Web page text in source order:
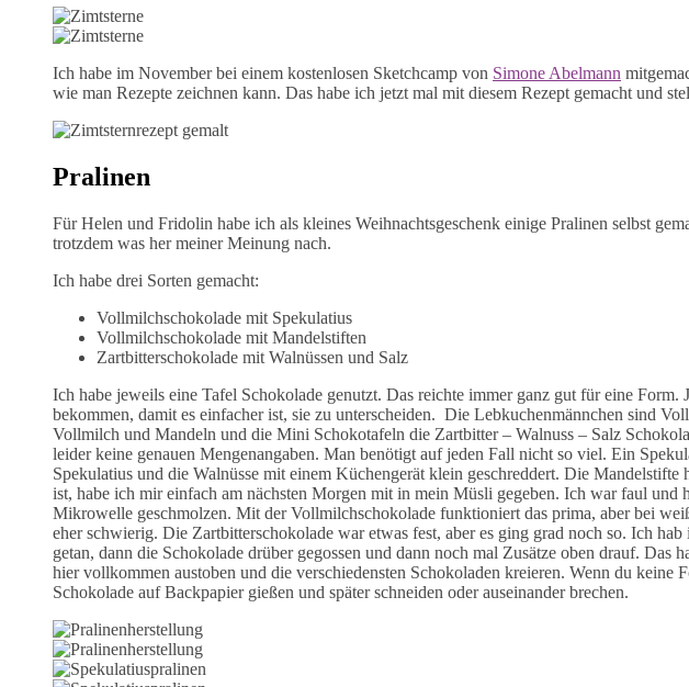
Ich habe im November bei einem kostenlosen Sketchcamp von Simone Abelmann
wie man Rezepte zeichnen kann. Das habe ich jetzt mal mit diesem Rezept gemacht und
Pralinen
Für Helen und Fridolin habe ich als kleines Weihnachtsgeschenk einige Pralinen selbst
trotzdem was her meiner Meinung nach.
Ich habe drei Sorten gemacht:
Vollmilchschokolade mit Spekulatius
Vollmilchschokolade mit Mandelstiften
Zartbitterschokolade mit Walnüssen und Salz
Ich habe jeweils eine Tafel Schokolade genutzt. Das reichte immer ganz gut für eine Form.
bekommen, damit es einfacher ist, sie zu unterscheiden. Die Lebkuchenmännchen sind
Vollmilch und Mandeln und die Mini Schokotafeln die Zartbitter – Walnuss – Salz
leider keine genauen Mengenangaben. Man benötigt auf jeden Fall nicht so viel. Ein
Spekulatius und die Walnüsse mit einem Küchengerät klein geschreddert. Die Mandelstifte
ist, habe ich mir einfach am nächsten Morgen mit in mein Müsli gegeben. Ich war faul und
Mikrowelle geschmolzen. Mit der Vollmilchschokolade funktioniert das prima, aber bei
eher schwierig. Die Zartbitterschokolade war etwas fest, aber es ging grad noch so. Ich
getan, dann die Schokolade drüber gegossen und dann noch mal Zusätze oben drauf. Das
hier vollkommen austoben und die verschiedensten Schokoladen kreieren. Wenn du keine
Schokolade auf Backpapier gießen und später schneiden oder auseinander brechen.